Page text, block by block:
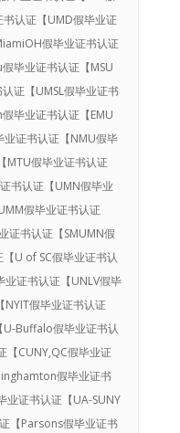
认证【UMD假毕业证
假毕业证书认证
毕业证书认证【MSU
证【UMSL假毕业证书
毕业证书认证【EMU
证书认证【NMU假毕
MTU假毕业证书认证
书认证【UMN假毕业
假毕业证书认证
证书认证【SMUMN假
U of SC假毕业证书认
业证书认证【UNLV假毕
假毕业证书认证
U-Buffalo假毕业证书认
【CUNY,QC假毕业证
假毕业证书
业证书认证【UA-SUNY
【Parsons假毕业证书